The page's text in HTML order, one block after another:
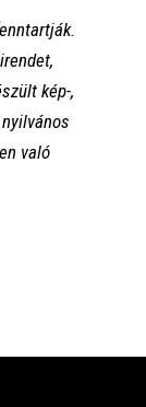
kép-,
való